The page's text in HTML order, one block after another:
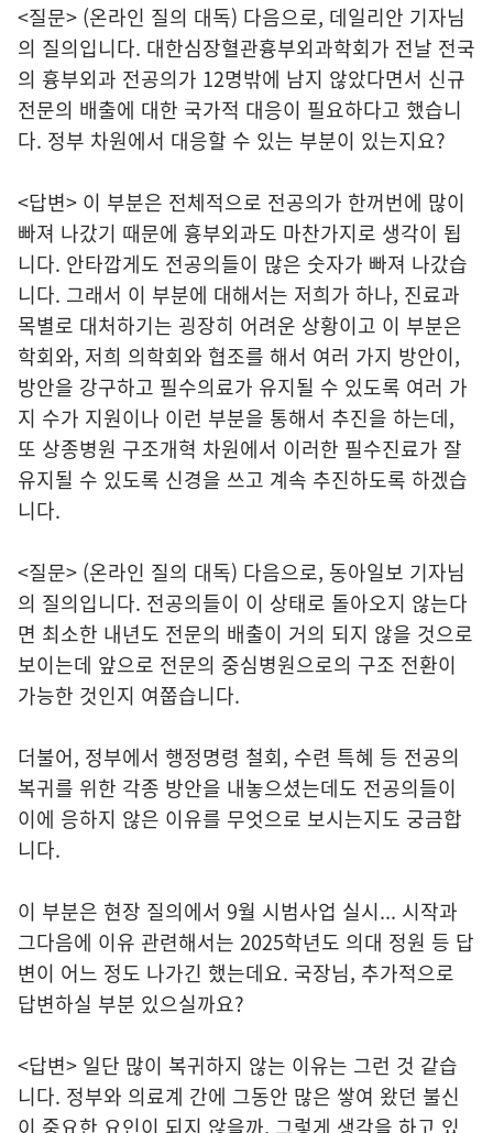
<질문> (온라인 질의 대독) 다음으로, 데일리안 기자님
의 질의입니다. 대한심장혈관흉부외과학회가 전날 전국
의 흉부외과 전공의가 12명밖에 남지 않았다면서 신규
전문의 배출에 대한 국가적 대응이 필요하다고 했습니
다. 정부 차원에서 대응할 수 있는 부분이 있는지요?
<답변> 이 부분은 전체적으로 전공의가 한꺼번에 많이
빠져 나갔기 때문에 흉부외과도 마찬가지로 생각이 됩
니다. 안타깝게도 전공의들이 많은 숫자가 빠져 나갔습
니다. 그래서 이 부분에 대해서는 저희가 하나, 진료과
목별로 대처하기는 굉장히 어려운 상황이고 이 부분은
학회와, 저희 의학회와 협조를 해서 여러 가지 방안이,
방안을 강구하고 필수의료가 유지될 수 있도록 여러 가
지 수가 지원이나 이런 부분을 통해서 추진을 하는데,
또 상종병원 구조개혁 차원에서 이러한 필수진료가 잘
유지될 수 있도록 신경을 쓰고 계속 추진하도록 하겠습
니다.
<질문> (온라인 질의 대독) 다음으로, 동아일보 기자님
의 질의입니다. 전공의들이 이 상태로 돌아오지 않는다
면 최소한 내년도 전문의 배출이 거의 되지 않을 것으로
보이는데 앞으로 전문의 중심병원으로의 구조 전환이
가능한 것인지 여쭙습니다.
더불어, 정부에서 행정명령 철회, 수련 특혜 등 전공의
복귀를 위한 각종 방안을 내놓으셨는데도 전공의들이
이에 응하지 않은 이유를 무엇으로 보시는지도 궁금합
니다.
이 부분은 현장 질의에서 9월 시범사업 실시... 시작과
그다음에 이유 관련해서는 2025학년도 의대 정원 등 답
변이 어느 정도 나가긴 했는데요. 국장님, 추가적으로
답변하실 부분 있으실까요?
<답변> 일단 많이 복귀하지 않는 이유는 그런 것 같습
니다. 정부와 의료계 간에 그동안 많은 쌓여 왔던 불신
이 중요한 요인이 되지 않을까, 그렇게 생각을 하고 있